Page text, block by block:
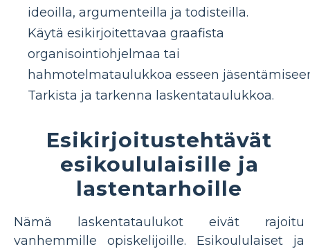
ideoilla, argumenteilla ja todisteilla.
Käytä esikirjoitettavaa graafista
organisointiohjelmaa tai
hahmotelmataulukkoa esseen
Tarkista ja tarkenna laskentataulukkoa.
Esikirjoitustehtävät
esikoululaisille ja
lastentarhoille
Nämä laskentataulukot eivät rajoitu
vanhemmille opiskelijoille. Esikoululaiset ja